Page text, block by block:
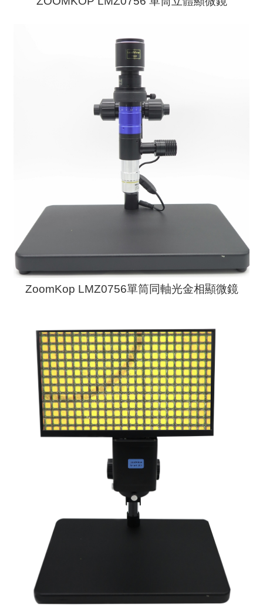
ZoomKop LMZ0756單筒同軸光金相顯微鏡